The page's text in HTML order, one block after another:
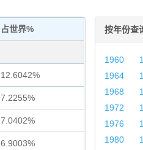
占世界%
12.6042%
7.2255%
7.0402%
6.9003%
按年份查
1960
1964
1968
1972
1976
1980